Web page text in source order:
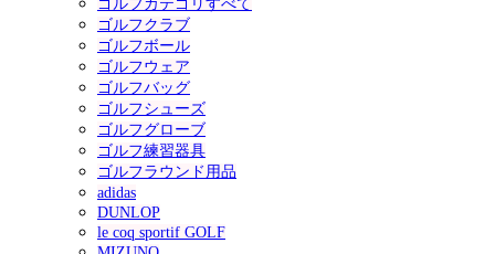
ゴルフカテゴリすべて
ゴルフクラブ
ゴルフボール
ゴルフウェア
ゴルフバッグ
ゴルフシューズ
ゴルフグローブ
ゴルフ練習器具
ゴルフラウンド用品
adidas
DUNLOP
le coq sportif GOLF